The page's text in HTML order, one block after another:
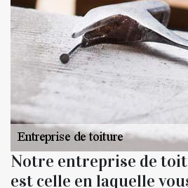
Notre entreprise de
est celle en laquelle